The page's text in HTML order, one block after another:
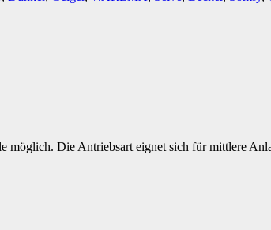
möglich. Die Antriebsart eignet sich für mittlere